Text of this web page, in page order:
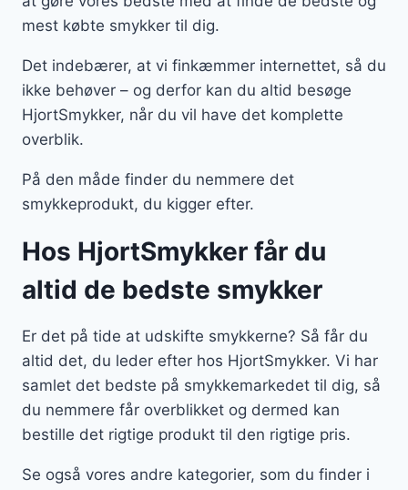
mest købte smykker til dig.
Det indebærer, at vi finkæmmer internettet, så du
ikke behøver – og derfor kan du altid besøge
HjortSmykker, når du vil have det komplette
overblik.
På den måde finder du nemmere det
smykkeprodukt, du kigger efter.
Hos HjortSmykker får du
altid de bedste smykker
Er det på tide at udskifte smykkerne? Så får du
altid det, du leder efter hos HjortSmykker. Vi har
samlet det bedste på smykkemarkedet til dig, så
du nemmere får overblikket og dermed kan
bestille det rigtige produkt til den rigtige pris.
Se også vores andre kategorier, som du finder i